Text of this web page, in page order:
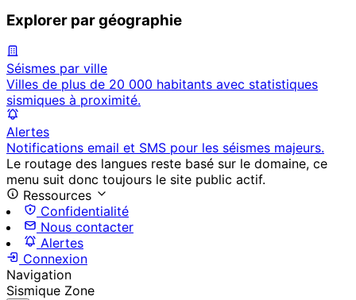
Explorer par géographie
Séismes par ville
Villes de plus de 20 000 habitants avec statistiques
sismiques à proximité.
Alertes
Notifications email et SMS pour les séismes majeurs.
Le routage des langues reste basé sur le domaine, ce
menu suit donc toujours le site public actif.
Ressources
Confidentialité
Nous contacter
Alertes
Connexion
Navigation
Sismique Zone